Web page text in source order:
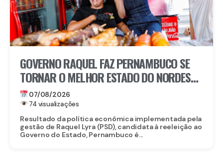
GOVERNO RAQUEL FAZ PERNAMBUCO SE
TORNAR O MELHOR ESTADO DO NORDESTE
PARA EMPREENDER E AVANÇA AO TOP 3
NACIONAL
07/08/2026
74 visualizações
Resultado da política econômica implementada pela
gestão de Raquel Lyra (PSD), candidata à reeleição ao
Governo do Estado, Pernambuco é...